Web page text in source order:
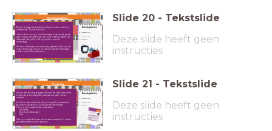
Tijd om je eigen journaaluitzending te maken over het
onderwerp '70 jaar televisie'.
Zoek samen met je schoudermaatje in de verdiepende
tekst wat je hier allemaal over kunt vertellen. Arceer de
informatie die jullie willen gebruiken voor de
uitzending.
Vul deze informatie aan met wat je geleerd hebt van de
video. Daarnaast kan je op internet allerlei informatie
vinden over jullie onderwerp.
Benodigdheden
Verwerkingsopdracht Slide 20 - Tekstslide
Deze slide heeft geen
instructies
Tijd om aan de slag te gaan! Gebruik de checklist om er
zeker van te zijn dat jullie journaal aan alle criteria
voldoet.
Je hebt nu alle informatie die je voor jullie journaal wil
gebruiken. Maak een script voor de uitzending.
Het script bestaat uit drie onderdelen:
Inleiding
Kern (met informatie)
Slot
Geef per onderdeel aan wie er aan het woord is, wat er
gezegd wordt en wat er gebeurt.
Benodigdheden
Aan de slag Slide 21 - Tekstslide
Deze slide heeft geen
instructies